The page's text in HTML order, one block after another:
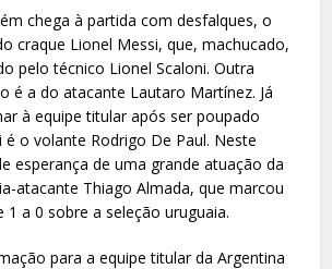
chega à partida com desfalques, o
craque Lionel Messi, que, machucado,
pelo técnico Lionel Scaloni. Outra
é a do atacante Lautaro Martínez. Já
à equipe titular após ser poupado
é o volante Rodrigo De Paul. Neste
esperança de uma grande atuação da
atacante Thiago Almada, que marcou
a 0 sobre a seleção uruguaia.
para a equipe titular da Argentina